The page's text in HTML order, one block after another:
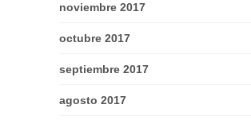
noviembre 2017
octubre 2017
septiembre 2017
agosto 2017